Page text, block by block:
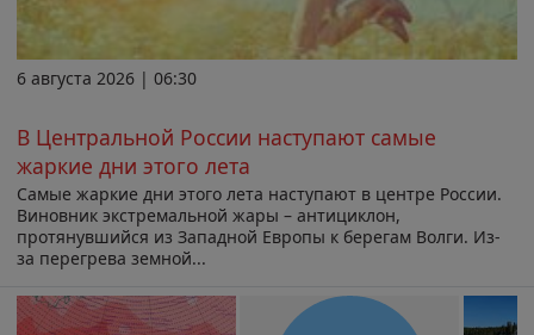
6 августа 2026 | 06:30
В Центральной России наступают самые
жаркие дни этого лета
Самые жаркие дни этого лета наступают в центре России.
Виновник экстремальной жары – антициклон,
протянувшийся из Западной Европы к берегам Волги. Из-
за перегрева земной...